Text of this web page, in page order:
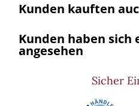
Kunden kauften
Kunden haben sich
angesehen
Sicher